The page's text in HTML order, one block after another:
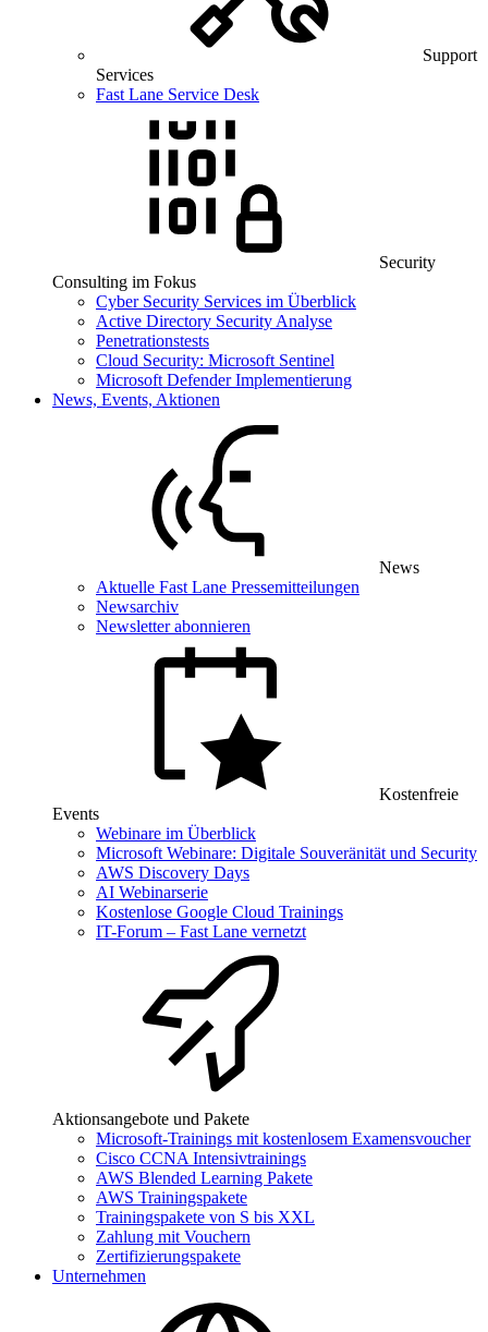
Support
Services
Fast Lane Service Desk
Security
Consulting im Fokus
Cyber Security Services im Überblick
Active Directory Security Analyse
Penetrationstests
Cloud Security: Microsoft Sentinel
Microsoft Defender Implementierung
News, Events, Aktionen
News
Aktuelle Fast Lane Pressemitteilungen
Newsarchiv
Newsletter abonnieren
Kostenfreie
Events
Webinare im Überblick
Microsoft Webinare: Digitale Souveränität und Security
AWS Discovery Days
AI Webinarserie
Kostenlose Google Cloud Trainings
IT-Forum – Fast Lane vernetzt
Aktionsangebote und Pakete
Microsoft-Trainings mit kostenlosem Examensvoucher
Cisco CCNA Intensivtrainings
AWS Blended Learning Pakete
AWS Trainingspakete
Trainingspakete von S bis XXL
Zahlung mit Vouchern
Zertifizierungspakete
Unternehmen